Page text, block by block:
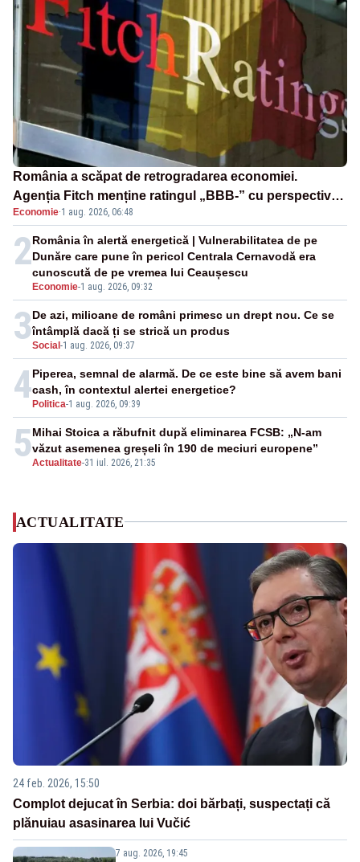
România a scăpat de retrogradarea economiei.
Agenția Fitch menține ratingul „BBB-” cu perspectivă
negativă
Economie·1 aug. 2026, 06:48
2
Economie-1 aug. 2026, 09:32
România în alertă energetică | Vulnerabilitatea de pe
Dunăre care pune în pericol Centrala Cernavodă era
cunoscută de pe vremea lui Ceaușescu
3Social-1 aug. 2026, 09:37
De azi, milioane de români primesc un drept nou. Ce se
întâmplă dacă ți se strică un produs
4Politica-1 aug. 2026, 09:39
Piperea, semnal de alarmă. De ce este bine să avem bani
cash, în contextul alertei energetice?
5Actualitate-31 iul. 2026, 21:35
Mihai Stoica a răbufnit după eliminarea FCSB: „N-am
văzut asemenea greșeli în 190 de meciuri europene”
ACTUALITATE
24 feb. 2026, 15:50
Complot dejucat în Serbia: doi bărbați, suspectați că
plănuiau asasinarea lui Vučić
7 aug. 2026, 19:45